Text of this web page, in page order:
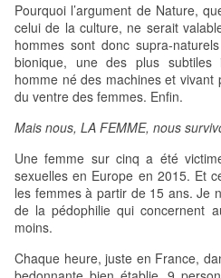
Pourquoi l’argument de Nature,
celui de la culture, ne serait
hommes sont donc supra-
bionique, une des plus subtiles
homme né des machines et vivant
du ventre des femmes. Enfin.
Mais nous, LA FEMME, nous
Une femme sur cinq a été
sexuelles en Europe en 2015. Et
les femmes à partir de 15 ans. Je
de la pédophilie qui concernent
moins.
Chaque heure, juste en France,